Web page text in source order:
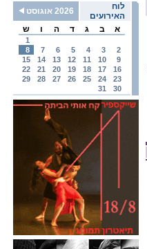
לוח
האירועים
2026 אוגוסט
א
ב ג ד ה ו ש
1
2
3
4
5
6
7
8
9
10
11
12
13
14
15
16
17
18
19
20
21
22
23
24
25
26
27
28
29
30
31